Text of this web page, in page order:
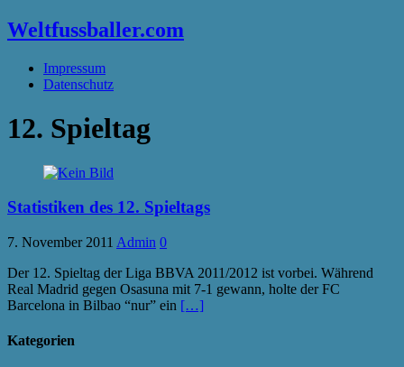
Weltfussballer.com
Impressum
Datenschutz
12. Spieltag
Statistiken des 12. Spieltags
7. November 2011 Admin 0
Der 12. Spieltag der Liga BBVA 2011/2012 ist vorbei. Während
Real Madrid gegen Osasuna mit 7-1 gewann, holte der FC
Barcelona in Bilbao “nur” ein […]
Kategorien